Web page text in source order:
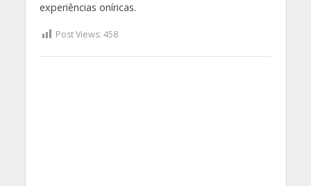
experiências oníricas.
Post Views: 458